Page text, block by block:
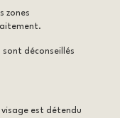
zones
déconseillés
visage est détendu